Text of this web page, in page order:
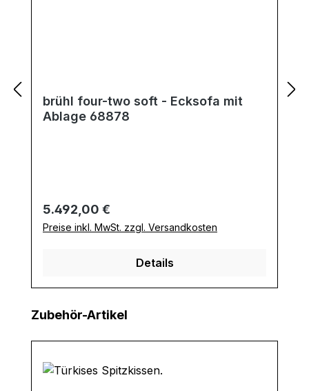
brühl four-two soft - Ecksofa mit
Ablage 68878
Regulärer Preis:
5.492,00 €
Preise inkl. MwSt. zzgl. Versandkosten
Details
Produktgalerie überspringen
Zubehör-Artikel